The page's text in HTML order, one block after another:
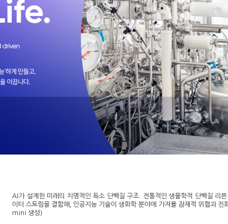
AI가 설계한 미래의 치명적인 독소 단백질 구조. 전통적인 생물학적 단백질 리
이터 스트림을 결합해, 인공지능 기술이 생화학 분야에 가져올 잠재적 위협과
mini 생성)